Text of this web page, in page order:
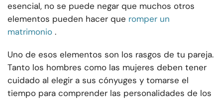
esencial, no se puede negar que muchos otros
elementos pueden hacer que romper un
matrimonio .
Uno de esos elementos son los rasgos de tu pareja.
Tanto los hombres como las mujeres deben tener
cuidado al elegir a sus cónyuges y tomarse el
tiempo para comprender las personalidades de los